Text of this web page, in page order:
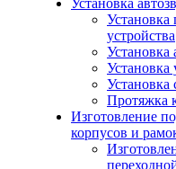
Установка
Установка
устройства
Установка
Установка
Установка
Протяжка
Изготовление
корпусов и